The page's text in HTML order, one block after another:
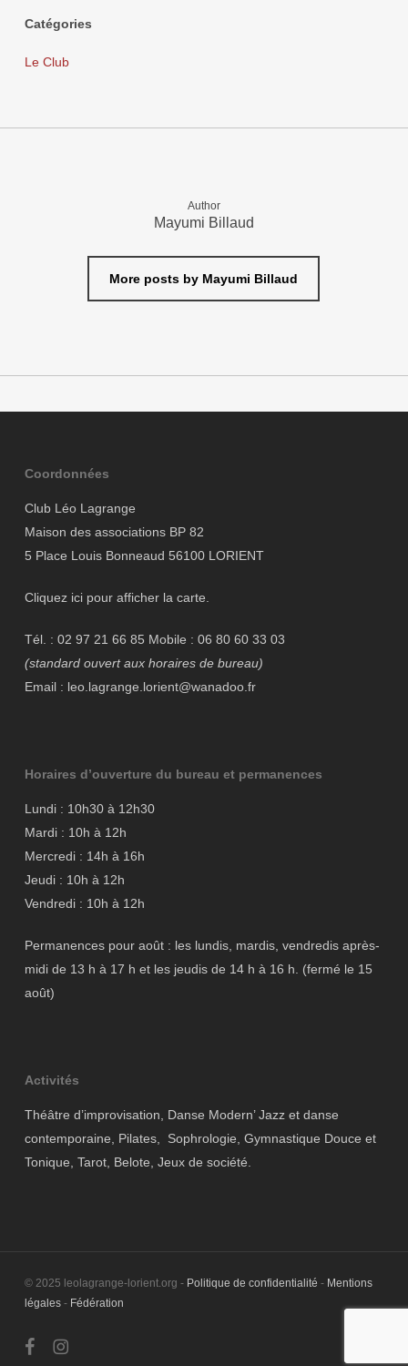
Catégories
Le Club
Author
Mayumi Billaud
More posts by Mayumi Billaud
Coordonnées
Club Léo Lagrange
Maison des associations BP 82
5 Place Louis Bonneaud 56100 LORIENT
Cliquez ici pour afficher la carte.
Tél. : 02 97 21 66 85 Mobile : 06 80 60 33 03
(standard ouvert aux horaires de bureau)
Email : leo.lagrange.lorient@wanadoo.fr
Horaires d’ouverture du bureau et permanences
Lundi : 10h30 à 12h30
Mardi : 10h à 12h
Mercredi : 14h à 16h
Jeudi : 10h à 12h
Vendredi : 10h à 12h
Permanences pour août : les lundis, mardis, vendredis après-
midi de 13 h à 17 h et les jeudis de 14 h à 16 h. (fermé le 15
août)
Activités
Théâtre d’improvisation, Danse Modern’ Jazz et danse
contemporaine, Pilates, Sophrologie, Gymnastique Douce et
Tonique, Tarot, Belote, Jeux de société.
© 2025 leolagrange-lorient.org - Politique de confidentialité - Mentions
légales- Fédération
facebookinstagram